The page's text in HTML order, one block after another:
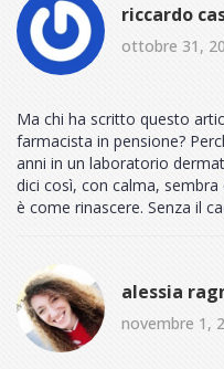
riccardo
ottobre 31,
Ma chi ha scritto questo
farmacista in pensione?
anni in un laboratorio
dici così, con calma,
è come rinascere. Senza il
alessia
novembre 1,